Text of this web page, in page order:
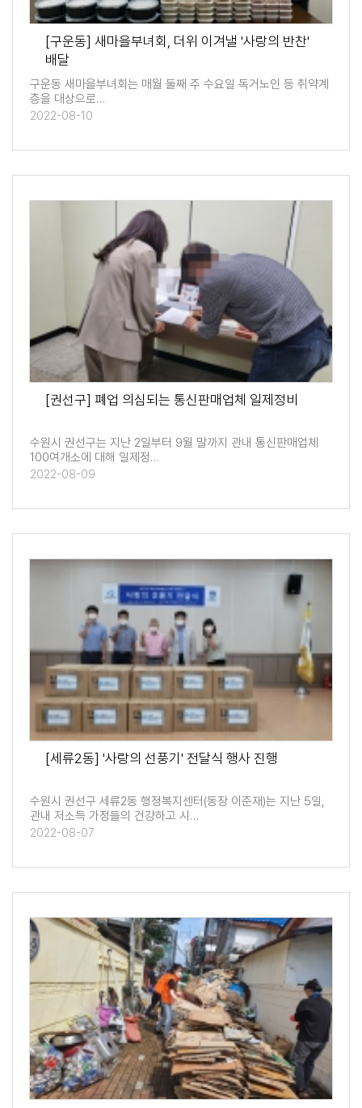
[구운동] 새마을부녀회, 더위 이겨낼 '사랑의 반찬'
배달
구운동 새마을부녀회는 매월 둘째 주 수요일 독거노인 등 취약계
층을 대상으로…
2022-08-10
[권선구] 폐업 의심되는 통신판매업체 일제정비
수원시 권선구는 지난 2일부터 9월 말까지 관내 통신판매업체
100여개소에 대해 일제정…
2022-08-09
[세류2동] '사랑의 선풍기' 전달식 행사 진행
수원시 권선구 세류2동 행정복지센터(동장 이준재)는 지난 5일,
관내 저소득 가정들의 건강하고 시…
2022-08-07